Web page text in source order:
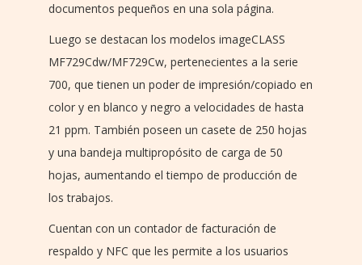
documentos pequeños en una sola página.
Luego se destacan los modelos imageCLASS
MF729Cdw/MF729Cw, pertenecientes a la serie
700, que tienen un poder de impresión/copiado en
color y en blanco y negro a velocidades de hasta
21 ppm. También poseen un casete de 250 hojas
y una bandeja multipropósito de carga de 50
hojas, aumentando el tiempo de producción de
los trabajos.
Cuentan con un contador de facturación de
respaldo y NFC que les permite a los usuarios